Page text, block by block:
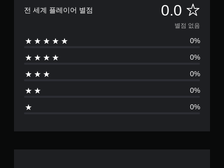
전 세계 플레이어 별점 0.0 별
점
없
음
별점 없음
0%
0%
0%
0%
0%